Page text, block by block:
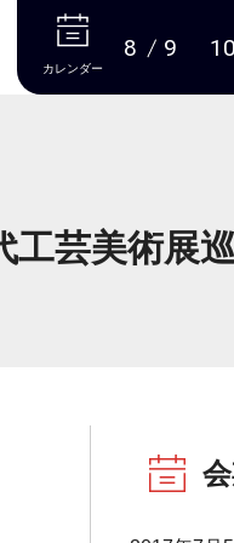
本文へ
カレンダー
8 9
工芸美術展